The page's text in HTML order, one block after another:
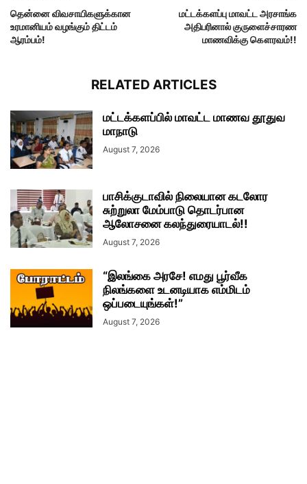
தென்னை விவசாயிகளுக்கான
உரமானியம் வழங்கும் திட்டம்
ஆரம்பம்!
மட்டக்களப்பு மாவட்ட அரசாங்க
அதிபரினால் குருளைச்சாரண
மாணவிக்கு கௌரவம்!!
RELATED ARTICLES
மட்டக்களப்பில் மாவட்ட மாணவ தூதுவ
மாநாடு
August 7, 2026
பாசிக்குடாவில் நிலையான கடலோர
சுற்றுலா மேம்பாடு தொடர்பான
ஆலோசனை கலந்துரையாடல்!!
August 7, 2026
“இலங்கை அரசே! எமது பூர்வீக
நிலங்களை உடனடியாக எம்மிடம்
ஒப்படையுங்கள்!”
August 7, 2026